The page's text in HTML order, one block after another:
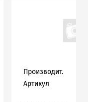
Производит.
Артикул